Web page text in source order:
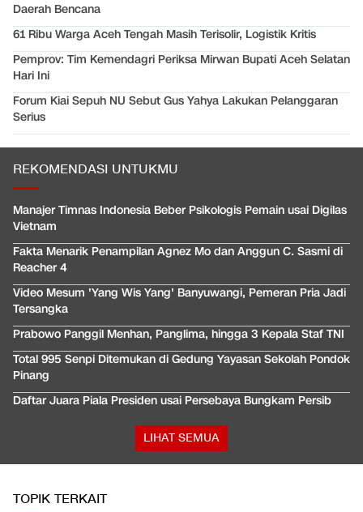
Daerah Bencana
61 Ribu Warga Aceh Tengah Masih Terisolir, Logistik Kritis
Pemprov: Tim Kemendagri Periksa Mirwan Bupati Aceh Selatan
Hari Ini
Forum Kiai Sepuh NU Sebut Gus Yahya Lakukan Pelanggaran
Serius
REKOMENDASI UNTUKMU
Manajer Timnas Indonesia Beber Psikologis Pemain usai Digilas
Vietnam
Fakta Menarik Penampilan Agnez Mo dan Anggun C. Sasmi di
Reacher 4
Video Mesum 'Yang Wis Yang' Banyuwangi, Pemeran Pria Jadi
Tersangka
Prabowo Panggil Menhan, Panglima, hingga 3 Kepala Staf TNI
Total 995 Senpi Ditemukan di Gedung Yayasan Sekolah Pondok
Pinang
Daftar Juara Piala Presiden usai Persebaya Bungkam Persib
LIHAT SEMUA
TOPIK TERKAIT